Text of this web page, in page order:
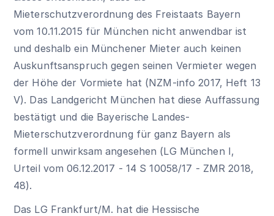
Mieterschutzverordnung des Freistaats Bayern
vom 10.11.2015 für München nicht anwendbar ist
und deshalb ein Münchener Mieter auch keinen
Auskunftsanspruch gegen seinen Vermieter wegen
der Höhe der Vormiete hat (NZM-info 2017, Heft 13
V). Das Landgericht München hat diese Auffassung
bestätigt und die Bayerische Landes-
Mieterschutzverordnung für ganz Bayern als
formell unwirksam angesehen (LG München I,
Urteil vom 06.12.2017 - 14 S 10058/17 - ZMR 2018,
48).
Das LG Frankfurt/M. hat die Hessische